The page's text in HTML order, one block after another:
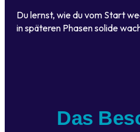
Du lernst, wie du vom Start
in späteren Phasen solide
Das